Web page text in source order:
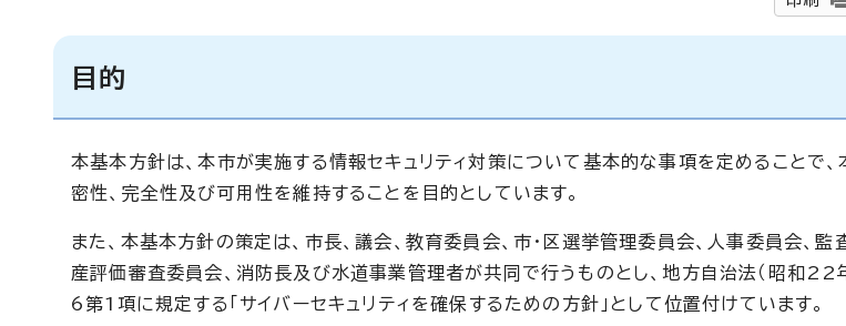
目的
本基本方針は、本市が実施する情報セキュリティ対策について基本的な事項を定めることで
密性、完全性及び可用性を維持することを目的としています。
また、本基本方針の策定は、市長、議会、教育委員会、市・区選挙管理委員会、人事委員会、監
産評価審査委員会、消防長及び水道事業管理者が共同で行うものとし、地方自治法（昭和
6第1項に規定する「サイバーセキュリティを確保するための方針」として位置付けています。